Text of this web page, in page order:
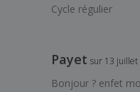
Cycle régulier
Payet sur 13 juillet
Bonjour ? enfet